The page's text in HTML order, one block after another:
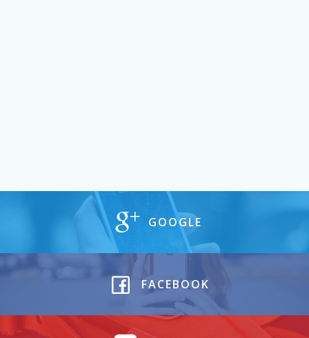
GOOGLE
FACEBOOK